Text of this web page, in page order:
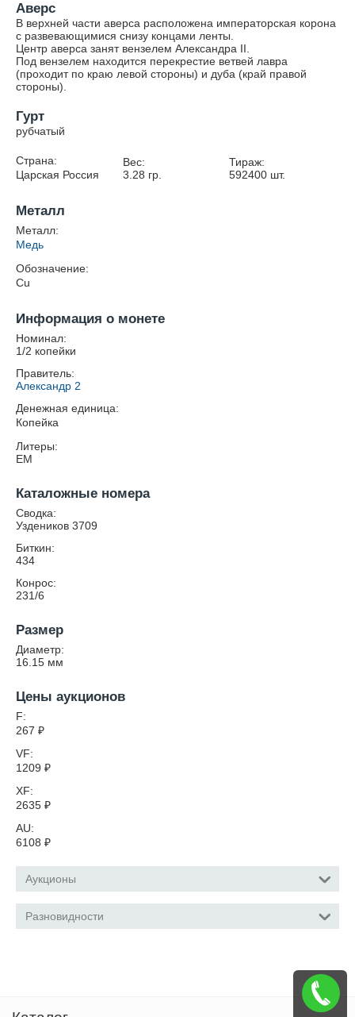
Аверс
В верхней части аверса расположена императорская корона
с развевающимися снизу концами ленты.
Центр аверса занят вензелем Александра II.
Под вензелем находится перекрестие ветвей лавра
(проходит по краю левой стороны) и дуба (край правой
стороны).
Гурт
рубчатый
Страна:
Царская Россия
Вес:
3.28 гр.
Тираж:
592400 шт.
Металл
Металл:
Медь
Обозначение:
Cu
Информация о монете
Номинал:
1/2 копейки
Правитель:
Александр 2
Денежная единица:
Копейка
Литеры:
ЕМ
Каталожные номера
Сводка:
Уздеников 3709
Биткин:
434
Конрос:
231/6
Размер
Диаметр:
16.15 мм
Цены аукционов
F:
267 ₽
VF:
1209 ₽
XF:
2635 ₽
AU:
6108 ₽
Аукционы
Разновидности